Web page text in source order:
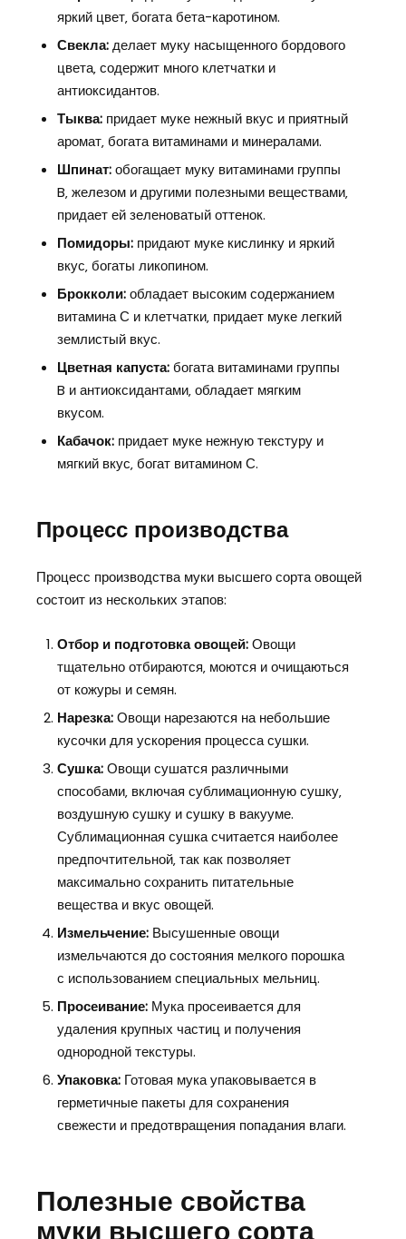
яркий цвет‚ богата бета-каротином.
Свекла:делает муку насыщенного бордового
цвета‚ содержит много клетчатки и
антиоксидантов.
Тыква:придает муке нежный вкус и приятный
аромат‚ богата витаминами и минералами.
Шпинат:обогащает муку витаминами группы
B‚ железом и другими полезными веществами‚
придает ей зеленоватый оттенок.
Помидоры:придают муке кислинку и яркий
вкус‚ богаты ликопином.
Брокколи:обладает высоким содержанием
витамина С и клетчатки‚ придает муке легкий
землистый вкус.
Цветная капуста:богата витаминами группы
B и антиоксидантами‚ обладает мягким
вкусом.
Кабачок:придает муке нежную текстуру и
мягкий вкус‚ богат витамином С.
Процесс производства
Процесс производства муки высшего сорта овощей
состоит из нескольких этапов:
Отбор и подготовка овощей:Овощи
тщательно отбираются‚ моются и очищаються
от кожуры и семян.
Нарезка:Овощи нарезаются на небольшие
кусочки для ускорения процесса сушки.
Сушка:Овощи сушатся различными
способами‚ включая сублимационную сушку‚
воздушную сушку и сушку в вакууме.
Сублимационная сушка считается наиболее
предпочтительной‚ так как позволяет
максимально сохранить питательные
вещества и вкус овощей.
Измельчение:Высушенные овощи
измельчаются до состояния мелкого порошка
с использованием специальных мельниц.
Просеивание:Мука просеивается для
удаления крупных частиц и получения
однородной текстуры.
Упаковка:Готовая мука упаковывается в
герметичные пакеты для сохранения
свежести и предотвращения попадания влаги.
Полезные свойства
муки высшего сорта